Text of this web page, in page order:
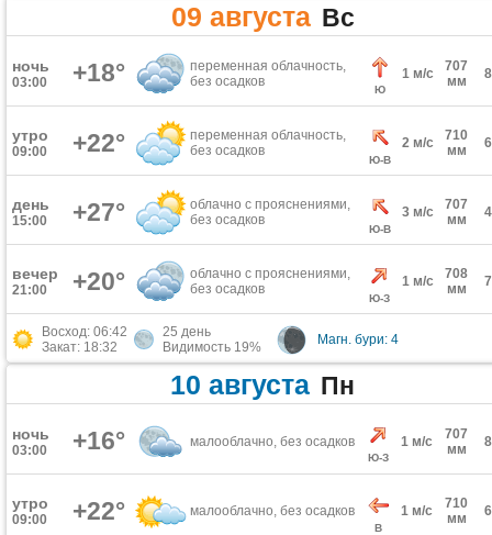
09 августа Вс
ночь
03:00 +18°
переменная облачность,
без осадков
Ю
1 м/с
707
мм
утро
09:00 +22°
переменная облачность,
без осадков
Ю-В
2 м/с
710
мм
день
15:00 +27°
облачно с прояснениями,
без осадков
Ю-В
3 м/с
707
мм
вечер
21:00 +20°
облачно с прояснениями,
без осадков
Ю-З
1 м/с
708
мм
Восход: 06:42
Закат: 18:32
25 день
Видимость 19%
Магн. бури: 4
10 августа Пн
ночь
03:00 +16° малооблачно, без осадков
Ю-З
1 м/с
707
мм
утро
09:00 +22° малооблачно, без осадков
В
1 м/с
710
мм